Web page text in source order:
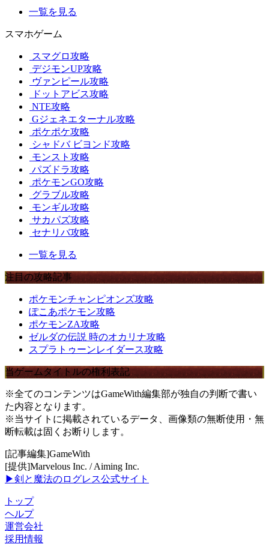
一覧を見る
スマホゲーム
スマグロ攻略
デジモンUP攻略
ヴァンピール攻略
ドットアビス攻略
NTE攻略
Gジェネエターナル攻略
ポケポケ攻略
シャドバ ビヨンド攻略
モンスト攻略
パズドラ攻略
ポケモンGO攻略
グラブル攻略
モンギル攻略
サカパズ攻略
セナリバ攻略
一覧を見る
注目の攻略記事
ポケモンチャンピオンズ攻略
ぽこあポケモン攻略
ポケモンZA攻略
ゼルダの伝説 時のオカリナ攻略
スプラトゥーンレイダース攻略
当ゲームタイトルの権利表記
※全てのコンテンツはGameWith編集部が独自の判断で書い
た内容となります。
※当サイトに掲載されているデータ、画像類の無断使用・無
断転載は固くお断りします。
[記事編集]GameWith
[提供]Marvelous Inc. / Aiming Inc.
▶剣と魔法のログレス公式サイト
トップ
ヘルプ
運営会社
採用情報